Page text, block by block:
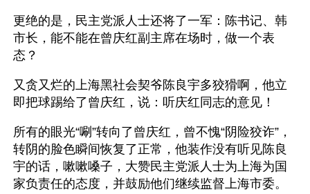
更绝的是，民主党派人士还将了一军：陈书记、韩
市长，能不能在曾庆红副主席在场时，做一个表
态？
又贪又烂的上海黑社会契爷陈良宇多狡猾啊，他立
即把球踢给了曾庆红，说：听庆红同志的意见！
所有的眼光“唰”转向了曾庆红，曾不愧“阴险狡诈”，
转阴的脸色瞬间恢复了正常，他装作没有听见陈良
宇的话，嗽嗽嗓子，大赞民主党派人士为上海为国
家负责任的态度，并鼓励他们继续监督上海市委。